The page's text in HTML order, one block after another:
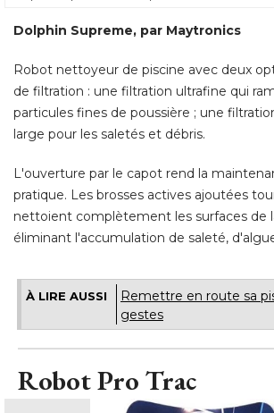
Dolphin Supreme, par Maytronics
Robot nettoyeur de piscine avec deux
de filtration : une filtration ultrafine qui
particules fines de poussière ; une
large pour les saletés et débris.
L'ouverture par le capot rend la
pratique. Les brosses actives ajoutées
nettoient complètement les surfaces de
éliminant l'accumulation de saleté,
À LIRE AUSSI
Remettre en route sa
gestes
Robot Pro Trac